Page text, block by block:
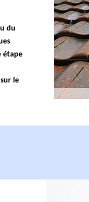
du
étape
le